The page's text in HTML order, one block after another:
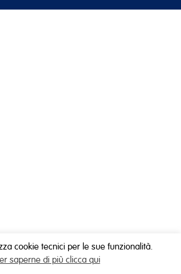
cookie tecnici per le sue funzionalità.
saperne di più clicca qui